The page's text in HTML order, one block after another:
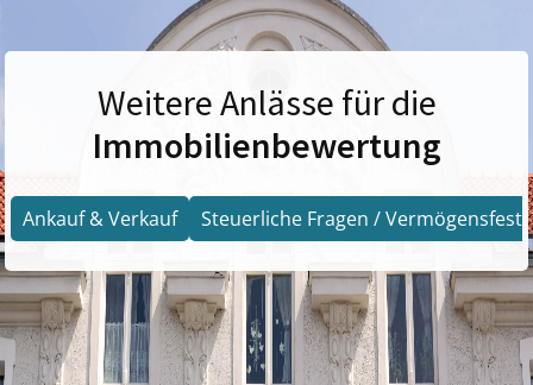
Weitere Anlässe für die
Immobilienbewertung
Ankauf & Verkauf Steuerliche Fragen /